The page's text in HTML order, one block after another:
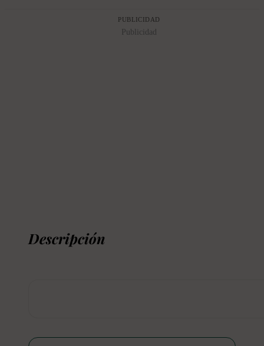
PUBLICIDAD
Publicidad
Descripción